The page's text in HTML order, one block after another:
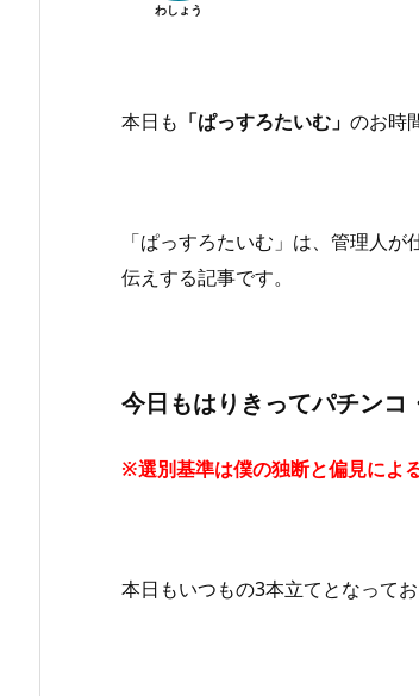
わしょう
本日も 「ぱっすろたいむ」 のお時
「ぱっすろたいむ」は、管理人
伝えする記事です。
今日もはりきってパチンコ
※選別基準は僕の独断と偏見によ
本日もいつもの3本立てとなってお